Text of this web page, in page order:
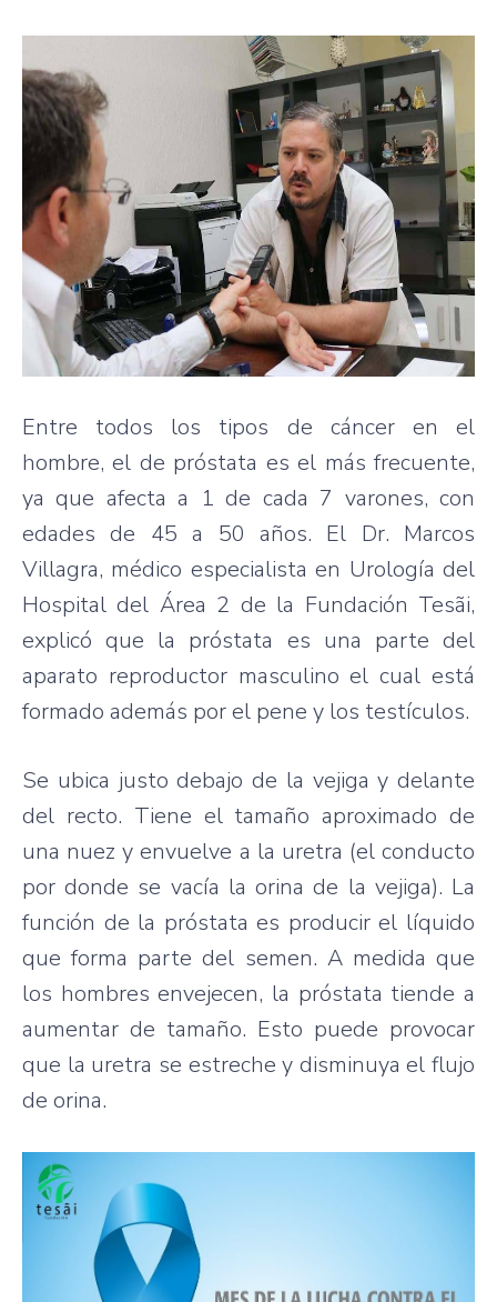
Entre todos los tipos de cáncer en el
hombre, el de próstata es el más frecuente,
ya que afecta a 1 de cada 7 varones, con
edades de 45 a 50 años. El Dr. Marcos
Villagra, médico especialista en Urología del
Hospital del Área 2 de la Fundación Tesãi,
explicó que la próstata es una parte del
aparato reproductor masculino el cual está
formado además por el pene y los testículos.
Se ubica justo debajo de la vejiga y delante
del recto. Tiene el tamaño aproximado de
una nuez y envuelve a la uretra (el conducto
por donde se vacía la orina de la vejiga). La
función de la próstata es producir el líquido
que forma parte del semen. A medida que
los hombres envejecen, la próstata tiende a
aumentar de tamaño. Esto puede provocar
que la uretra se estreche y disminuya el flujo
de orina.